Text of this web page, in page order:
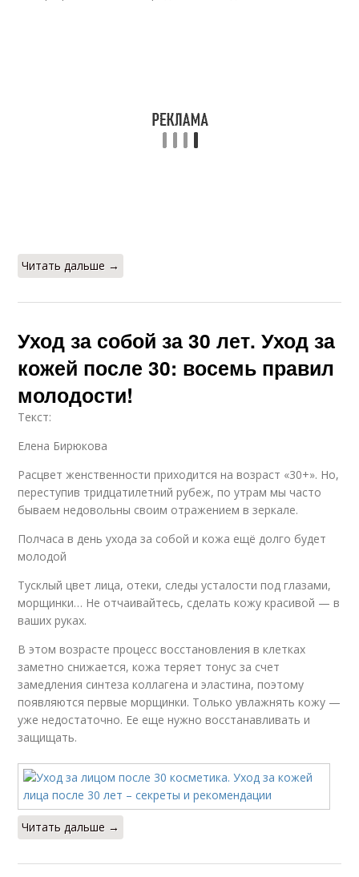
Маски для кожи
кожи
Советы по уходу
уходу
Профессиональный
уход
Кожи под глазами Уход за сухой и
Чувствительная кожа Действия при уходе
Читать дальше →
Уход за собой за 30 лет. Уход за
кожей после 30: восемь правил
молодости!
Текст:
Елена Бирюкова
Расцвет женственности приходится на возраст «30+». Но,
переступив тридцатилетний рубеж, по утрам мы часто
бываем недовольны своим отражением в зеркале.
Полчаса в день ухода за собой и кожа ещё долго будет
молодой
Тусклый цвет лица, отеки, следы усталости под глазами,
морщинки… Не отчаивайтесь, сделать кожу красивой — в
ваших руках.
В этом возрасте процесс восстановления в клетках
заметно снижается, кожа теряет тонус за счет
замедления синтеза коллагена и эластина, поэтому
появляются первые морщинки. Только увлажнять кожу —
уже недостаточно. Ее еще нужно восстанавливать и
защищать.
Читать дальше →